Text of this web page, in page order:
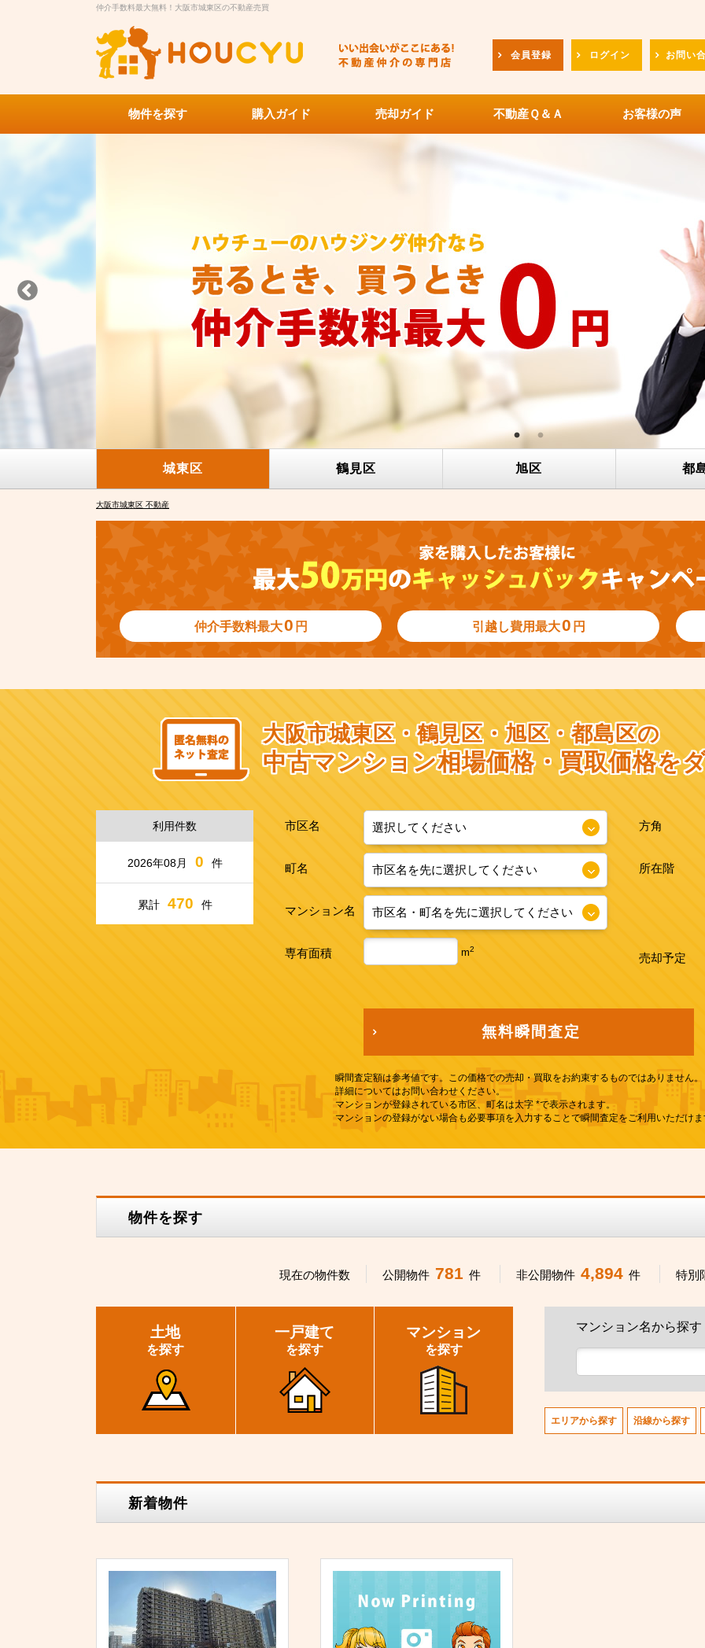
仲介手数料最大無料！大阪市城東区の不動産売買
会員登録 ログイン お問い
物件を探す 購入ガイド 売却ガイド 不動産Ｑ＆Ａ お客様の声
城東区 鶴見区 旭区 都
大阪市城東区 不動産
仲介手数料最大0 円 引越し費用最大0 円
大阪市城東区・鶴見区・旭区・都島区の
中古マンション相場価格・ 買取価格を
利用件数
2026年08月 0 件
累計 470 件
市区名
町名
マンション名
専有面積 m2
方角
所在階
売却予定
無料瞬間査定
瞬間査定額は参考値です。この価格での売却・買取をお約束するものではありません。
詳細についてはお問い合わせください。
マンションが登録されている市区、町名は太字 *で表示されます。
マンションの登録がない場合も必要事項を入力することで瞬間査定をご利用いただけ
物件を探す
現在の物件数 公開物件 781 件 非公開物件 4,894 件 特別
土地
を探す
一戸建て
を探す
マンション
を探す
マンション名から探す
エリアから探す 沿線から探す
新着物件